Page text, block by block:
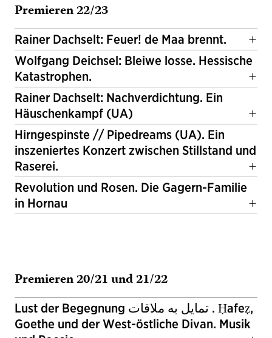
Premieren 22/23
Rainer Dachselt: Feuer! de Maa brennt.
Wolfgang Deichsel: Bleiwe losse. Hessische
Katastrophen.
Rainer Dachselt: Nachverdichtung. Ein
Häuschenkampf (UA)
Hirngespinste // Pipedreams (UA). Ein
inszeniertes Konzert zwischen Stillstand und
Raserei.
Revolution und Rosen. Die Gagern-Familie
in Hornau
Premieren 20/21 und 21/22
Lust der Begegnung تمایل به ملاقات . Ḥāfeẓ,
Goethe und der West-östliche Divan. Musik